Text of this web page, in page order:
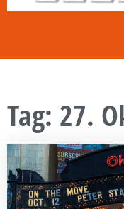
Tag: 27.